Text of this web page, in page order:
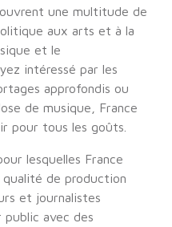
une multitude de
aux arts et à la
et le
intéressé par les
approfondis ou
de musique, France
pour tous les goûts.
lesquelles France
de production
et journalistes
avec des